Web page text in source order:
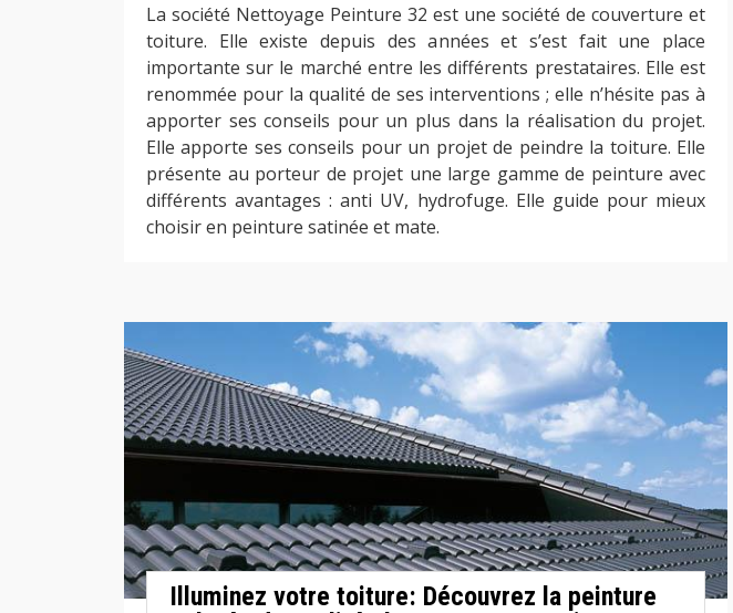
La société Nettoyage Peinture 32 est une société de couverture et
toiture. Elle existe depuis des années et s’est fait une place
importante sur le marché entre les différents prestataires. Elle est
renommée pour la qualité de ses interventions ; elle n’hésite pas à
apporter ses conseils pour un plus dans la réalisation du projet.
Elle apporte ses conseils pour un projet de peindre la toiture. Elle
présente au porteur de projet une large gamme de peinture avec
différents avantages : anti UV, hydrofuge. Elle guide pour mieux
choisir en peinture satinée et mate.
Illuminez votre toiture: Découvrez la peinture